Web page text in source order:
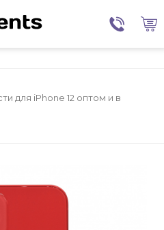
для iPhone 12 оптом и в